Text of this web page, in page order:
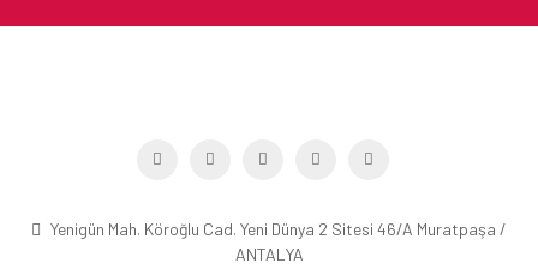
Yenigün Mah. Köroğlu Cad. Yeni Dünya 2 Sitesi 46/A Muratpaşa /
ANTALYA